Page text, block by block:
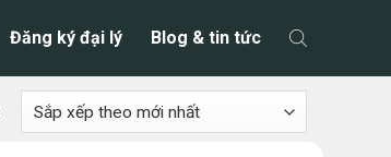
Đăng ký đại lý Blog & tin tức